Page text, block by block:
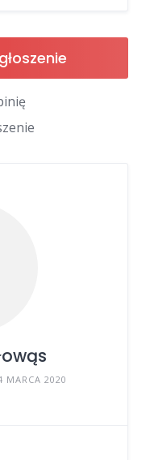
MARCA 2020